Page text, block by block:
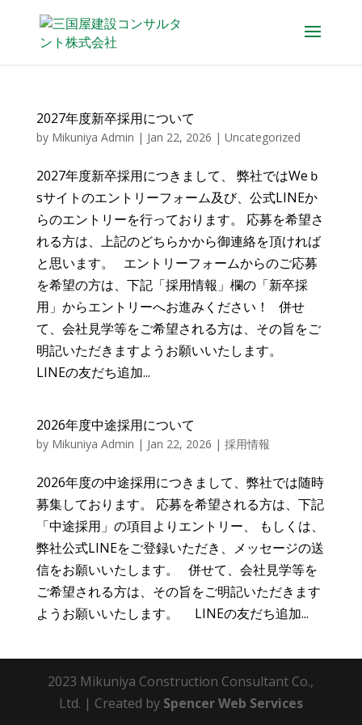
2027年度新卒採用について
by Mikuniya Admin | Jan 22, 2026 | Uncategorized
2027年度新卒採用につきまして、 弊社ではWeｂ
sサイトのエントリーフォーム及び、公式LINEか
らのエントリーを行っております。 応募を希望さ
れる方は、上記のどちらかから御連絡を頂ければ
と思います。 エントリーフォームからのご応募
を希望の方は、下記「採用情報」欄の「新卒採
用」からエントリーへお進みください！ 併せ
て、会社見学等をご希望される方は、その旨をご
明記いただきますようお願いいたします。
LINEの友だち追加...
2026年度中途採用について
by Mikuniya Admin | Jan 22, 2026 | 採用情報
2026年度の中途採用につきまして、弊社では随時
募集しております。 応募を希望される方は、下記
「中途採用」の項目よりエントリー、 もしくは、
弊社公式LINEをご登録いただき、メッセージの送
信をお願いいたします。 併せて、会社見学等を
ご希望される方は、その旨をご明記いただきます
ようお願いいたします。 LINEの友だち追加...
2023 Mikuniya Construction Consultant Co.,
Ltd. | Created by Spencer Web Services